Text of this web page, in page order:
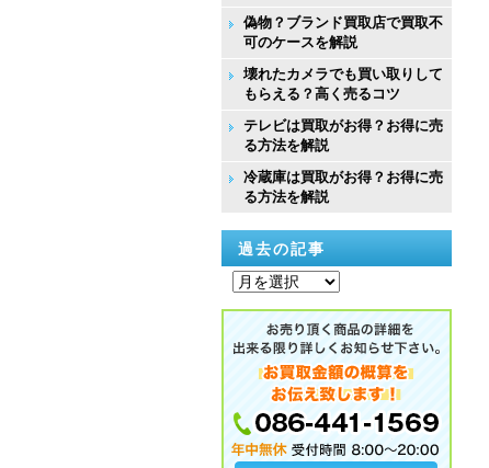
偽物？ブランド買取店で買取不
可のケースを解説
壊れたカメラでも買い取りして
もらえる？高く売るコツ
テレビは買取がお得？お得に売
る方法を解説
冷蔵庫は買取がお得？お得に売
る方法を解説
過去の記事
過
去
の
事